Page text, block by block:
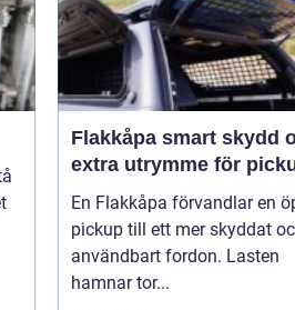
Flakkåpa smart skydd och
extra utrymme för
En Flakkåpa förvandlar en
pickup till ett mer skyddat
användbart fordon. Lasten
hamnar tor...